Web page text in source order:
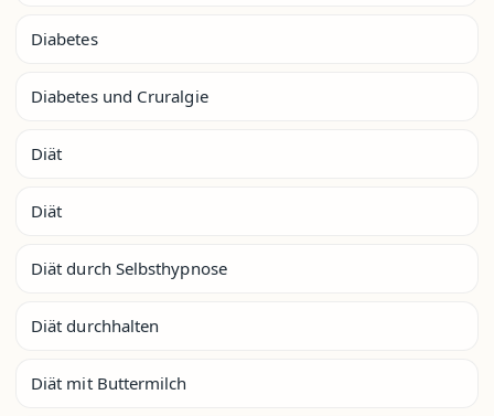
Diabetes
Diabetes und Cruralgie
Diät
Diät
Diät durch Selbsthypnose
Diät durchhalten
Diät mit Buttermilch